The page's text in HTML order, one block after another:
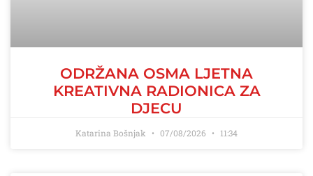
ODRŽANA OSMA LJETNA
KREATIVNA RADIONICA ZA
DJECU
Katarina Bošnjak 07/08/2026 11:34